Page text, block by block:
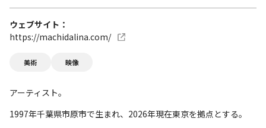
ウェブサイト
https://machidalina.com/
美術 映像
アーティスト。
1997年千葉県市原市で生まれ、2026年現在東京を拠点とする。